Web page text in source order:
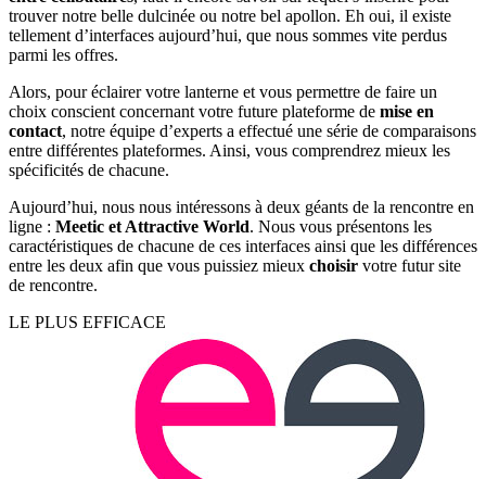
trouver notre belle dulcinée ou notre bel apollon. Eh oui, il existe
tellement d’interfaces aujourd’hui, que nous sommes vite perdus
parmi les offres.
Alors, pour éclairer votre lanterne et vous permettre de faire un
choix conscient concernant votre future plateforme de mise en
contact, notre équipe d’experts a effectué une série de comparaisons
entre différentes plateformes. Ainsi, vous comprendrez mieux les
spécificités de chacune.
Aujourd’hui, nous nous intéressons à deux géants de la rencontre en
ligne : Meetic et Attractive World. Nous vous présentons les
caractéristiques de chacune de ces interfaces ainsi que les différences
entre les deux afin que vous puissiez mieux choisir votre futur site
de rencontre.
LE PLUS EFFICACE